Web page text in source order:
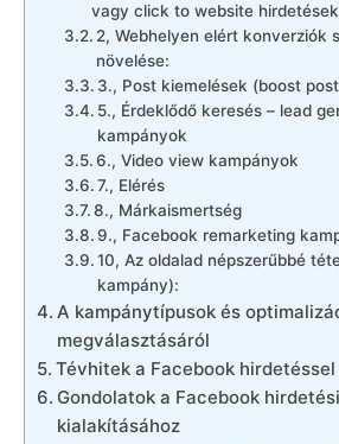
vagy click to website
2, Webhelyen elért konverziók
növelése:
3., Post kiemelések (boost
5., Érdeklődő keresés – lead
kampányok
6., Video view kampányok
7., Elérés
8., Márkaismertség
9., Facebook remarketing
10, Az oldalad népszerűbbé
kampány):
A kampánytípusok és
megválasztásáról
Tévhitek a Facebook
Gondolatok a Facebook
kialakításához